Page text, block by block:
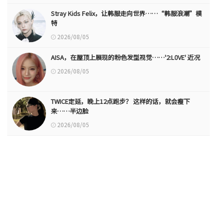
Stray Kids Felix，让韩服走向世界……“韩服浪潮”模
特
2026/08/05
AISA，在屋顶上展现的粉色发型视觉……'2:L0VE' 近况
2026/08/05
TWICE定延，晚上12点跑步？ 这样的话，就会瘦下
来……半边脸
2026/08/05